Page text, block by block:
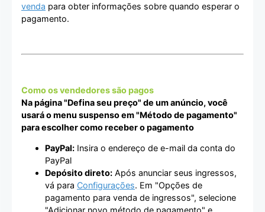
venda para obter informações sobre quando esperar o
pagamento.
Como os vendedores são pagos
Na página "Defina seu preço" de um anúncio, você
usará o menu suspenso em "Método de pagamento"
para escolher como receber o pagamento
PayPal: Insira o endereço de e-mail da conta do
PayPal
Depósito direto: Após anunciar seus ingressos,
vá para Configurações. Em "Opções de
pagamento para venda de ingressos", selecione